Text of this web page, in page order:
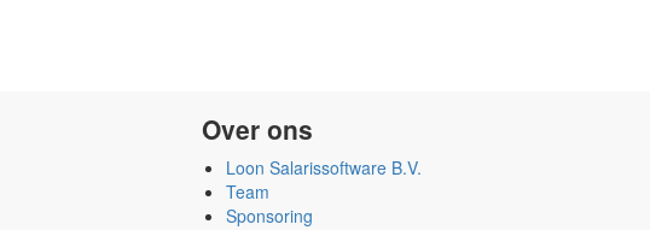
Over ons
Loon Salarissoftware B.V.
Team
Sponsoring